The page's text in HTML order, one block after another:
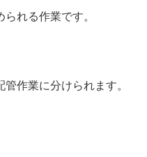
れる作業です。
作業に分けられます。